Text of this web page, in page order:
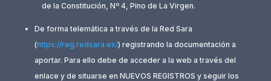
de la Constitución, Nº 4, Pino de La Virgen.
De forma telemática a través de la Red Sara
(https://reg.redsara.es/) registrando la documentación a
aportar. Para ello debe de acceder a la web a través del
enlace y de situarse en NUEVOS REGISTROS y seguir los